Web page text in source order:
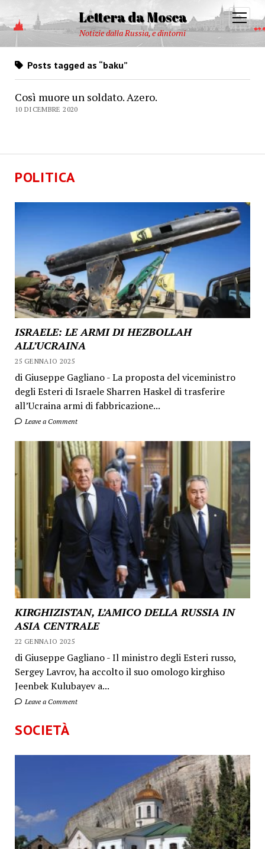
Lettera da Mosca
Notizie dalla Russia, e dintorni
open
menu
POLITICA
ISRAELE: LE ARMI DI HEZBOLLAH
ALL’UCRAINA
25 GENNAIO 2025
di Giuseppe Gagliano - La proposta del viceministro
degli Esteri di Israele Sharren Haskel di trasferire
all’Ucraina armi di fabbricazione...
Leave a Comment
KIRGHIZISTAN, L’AMICO DELLA RUSSIA IN
ASIA CENTRALE
22 GENNAIO 2025
di Giuseppe Gagliano - Il ministro degli Esteri russo,
Sergey Lavrov, ha accolto il suo omologo kirghiso
Jeenbek Kulubayev a...
Leave a Comment
SOCIETÀ
Posts tagged as “baku”
Così muore un soldato. Azero.
10 DICEMBRE 2020